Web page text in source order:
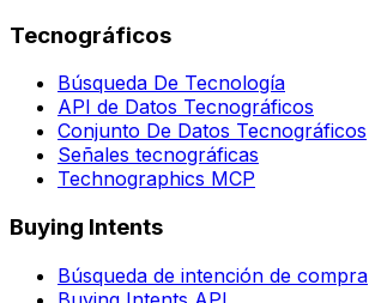
Tecnográficos
Búsqueda De Tecnología
API de Datos Tecnográficos
Conjunto De Datos Tecnográficos
Señales tecnográficas
Technographics MCP
Buying Intents
Búsqueda de intención de compra